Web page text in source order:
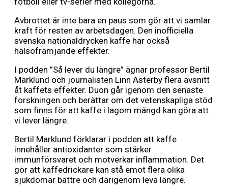
Avbrottet är inte bara en paus som gör att vi samlar
kraft för resten av arbetsdagen. Den inofficiella
svenska nationaldrycken kaffe har också
hälsofrämjande effekter.
I podden ”Så lever du längre” ägnar professor Bertil
Marklund och journalisten Linn Asterby flera avsnitt
åt kaffets effekter. Duon går igenom den senaste
forskningen och berättar om det vetenskapliga stöd
som finns för att kaffe i lagom mängd kan göra att
vi lever längre.
Bertil Marklund förklarar i podden att kaffe
innehåller antioxidanter som stärker
immunförsvaret och motverkar inflammation. Det
gör att kaffedrickare kan stå emot flera olika
sjukdomar bättre och därigenom leva längre.